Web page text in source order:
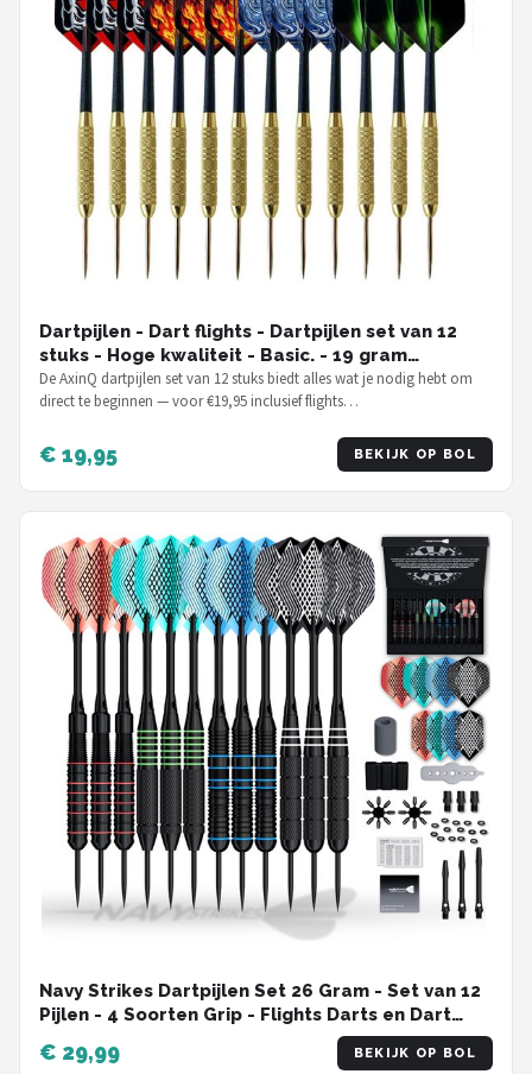
Dartpijlen - Dart flights - Dartpijlen set van 12
stuks - Hoge kwaliteit - Basic. - 19 gram
dartpijlen
De AxinQ dartpijlen set van 12 stuks biedt alles wat je nodig hebt om
direct te beginnen — voor €19,95 inclusief flights…
€ 19,95 BEKIJK OP BOL
Navy Strikes Dartpijlen Set 26 Gram - Set van 12
Pijlen - 4 Soorten Grip - Flights Darts en Dart
Shafts - Darten - 108 Delige Set - Incl Add-a-
Gram 27 Gram
€ 29,99 BEKIJK OP BOL